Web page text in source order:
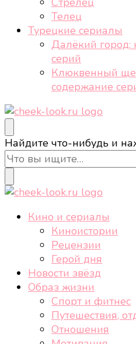
Телец
Турецкие сериалы
Далёкий город:
серий
Клюквенный
содержание
cheek-look.ru
Женский сайт о звездах
здоровом образе жизни,
еде.
Ищите
что-
то?
Найдите что-нибудь и
cheek-look.ru
Женский сайт о звездах
здоровом образе жизни,
Кино и сериалы
Киноистории
Рецензии
Герой дня
Новости звёзд
Образ жизни
Спорт и фитнес
Путешествия,
Отношения